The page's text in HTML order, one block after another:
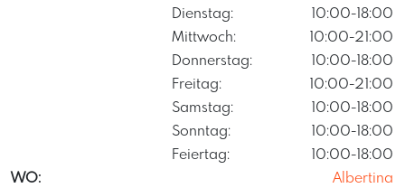
Dienstag:
10:00-18:00
Mittwoch:
10:00-21:00
Donnerstag:
10:00-18:00
Freitag:
10:00-21:00
Samstag:
10:00-18:00
Sonntag:
10:00-18:00
Feiertag:
10:00-18:00
WO:
Albertina